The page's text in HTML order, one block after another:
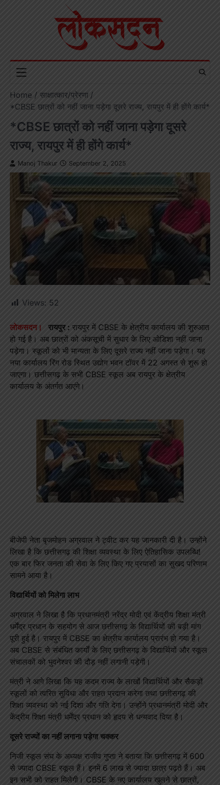
Home
साक्षात्कार/प्रेरणा
*CBSE छात्रों को नहीं जाना पड़ेगा दूसरे राज्य, रायपुर में ही होंगे कार्य*
*CBSE छात्रों को नहीं जाना पड़ेगा दूसरे
राज्य, रायपुर में ही होंगे कार्य*
Manoj Thakur September 2, 2025
Views: 52
लोकसदन। रायपुर : रायपुर में CBSE के क्षेत्रीय कार्यालय की शुरुआत
हो गई है। अब छात्रों को अंकसूची में सुधार के लिए ओडिशा नहीं जाना
पड़ेगा। स्कूलों को भी मान्यता के लिए दूसरे राज्य नहीं जाना पड़ेगा। यह
नया कार्यालय रिंग रोड स्थित उद्योग भवन टॉवर में 22 अगस्त से शुरू हो
जाएगा। छत्तीसगढ़ के सभी CBSE स्कूल अब रायपुर के क्षेत्रीय
कार्यालय के अंतर्गत आएंगे।
बीजेपी नेता बृजमोहन अग्रवाल ने ट्वीट कर यह जानकारी दी है। उन्होंने
लिखा है कि छत्तीसगढ़ की शिक्षा व्यवस्था के लिए ऐतिहासिक उपलब्धि!
एक बार फिर जनता की सेवा के लिए किए गए प्रयासों का सुखद परिणाम
सामने आया है।
विद्यार्थियों को मिलेगा लाभ
अग्रवाल ने लिखा है कि प्रधानमंत्री नरेंद्र मोदी एवं केंद्रीय शिक्षा मंत्री
धर्मेंद्र प्रधान के सहयोग से आज छत्तीसगढ़ के विद्यार्थियों की बड़ी मांग
पूरी हुई है। रायपुर में CBSE का क्षेत्रीय कार्यालय प्रारंभ हो गया है।
अब CBSE से संबंधित कार्यों के लिए छत्तीसगढ़ के विद्यार्थियों और स्कूल
संचालकों को भुवनेश्वर की दौड़ नहीं लगानी पड़ेगी।
मंत्री ने आगे लिखा कि यह कदम राज्य के लाखों विद्यार्थियों और सैकड़ों
स्कूलों को त्वरित सुविधा और राहत प्रदान करेगा तथा छत्तीसगढ़ की
शिक्षा व्यवस्था को नई दिशा और गति देगा। उन्होंने प्रधानमंत्री मोदी और
केंद्रीय शिक्षा मंत्री धर्मेंद्र प्रधान को हृदय से धन्यवाद दिया है।
दूसरे राज्यों का नहीं लगाना पड़ेगा चक्कर
निजी स्कूल संघ के अध्यक्ष राजीव गुप्ता ने बताया कि छत्तीसगढ़ में 600
से ज्यादा CBSE स्कूल हैं। इनमें 6 लाख से ज्यादा छात्र पढ़ते हैं। अब
इन सभी को राहत मिलेगी। CBSE के नए कार्यालय खुलने से छात्रों,